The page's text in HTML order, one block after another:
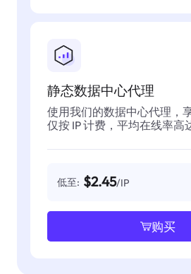
静态数据中心代理
使用我们的数据中心代理，
仅按 IP 计费，平均在线率高达
低至: $2.45/IP
购买